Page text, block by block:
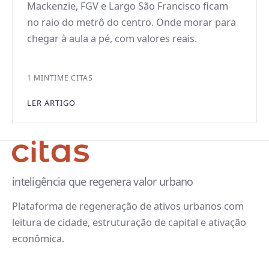
Mackenzie, FGV e Largo São Francisco ficam
no raio do metrô do centro. Onde morar para
chegar à aula a pé, com valores reais.
1 MINTIME CITAS
LER ARTIGO
inteligência que regenera valor urbano
Plataforma de regeneração de ativos urbanos com
leitura de cidade, estruturação de capital e ativação
econômica.